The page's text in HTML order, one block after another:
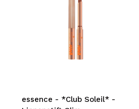
essence - *Tropical* -